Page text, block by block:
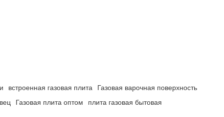
встроенная газовая плита Газовая варочная поверхность
Газовая плита оптом плита газовая бытовая